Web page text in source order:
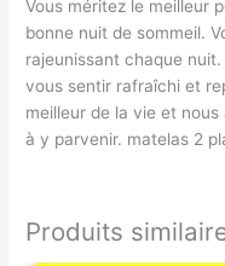
Vous méritez le meilleur
bonne nuit de sommeil.
rajeunissant chaque nuit.
vous sentir rafraîchi et
meilleur de la vie et
à y parvenir. matelas 2
Produits